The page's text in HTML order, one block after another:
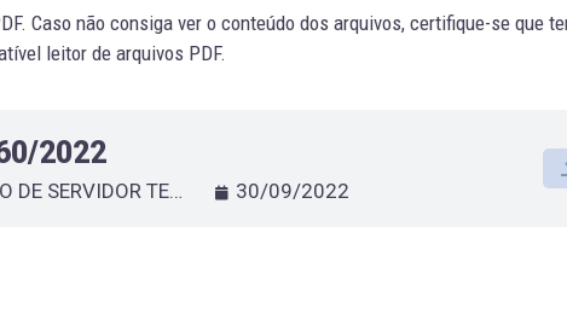
Caso não consiga ver o conteúdo dos arquivos, certifique-se que
leitor de arquivos PDF.
2022
PRORROGA DESIGNAÇÃO DE SERVIDOR TEMPORÁRIO QUE ESPECIFICA - THAYARA RODRIGUES TEIXEIRA 30/09/2022